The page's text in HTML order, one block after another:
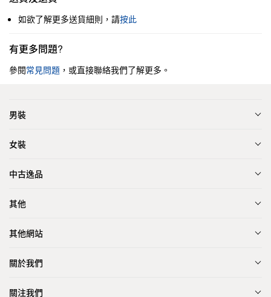
如欲了解更多送貨細則，請按此
有更多問題?
參閱常見問題 ，或直接聯絡我們了解更多。
男裝
女裝
中古逸品
其他
其他網站
關於我們
關注我們